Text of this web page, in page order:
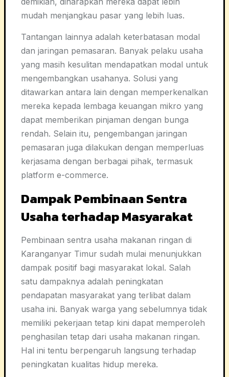
mudah menjangkau pasar yang lebih luas.
Tantangan lainnya adalah keterbatasan modal
dan jaringan pemasaran. Banyak pelaku usaha
yang masih kesulitan mendapatkan modal untuk
mengembangkan usahanya. Solusi yang
ditawarkan antara lain dengan memperkenalkan
mereka kepada lembaga keuangan mikro yang
dapat memberikan pinjaman dengan bunga
rendah. Selain itu, pengembangan jaringan
pemasaran juga dilakukan dengan memperluas
kerjasama dengan berbagai pihak, termasuk
platform e-commerce.
Dampak Pembinaan Sentra
Usaha terhadap Masyarakat
Pembinaan sentra usaha makanan ringan di
Karanganyar Timur sudah mulai menunjukkan
dampak positif bagi masyarakat lokal. Salah
satu dampaknya adalah peningkatan
pendapatan masyarakat yang terlibat dalam
usaha ini. Banyak warga yang sebelumnya tidak
memiliki pekerjaan tetap kini dapat memperoleh
penghasilan tetap dari usaha makanan ringan.
Hal ini tentu berpengaruh langsung terhadap
peningkatan kualitas hidup mereka.